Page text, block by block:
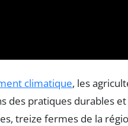
climatique, les
des pratiques durables
treize fermes de la